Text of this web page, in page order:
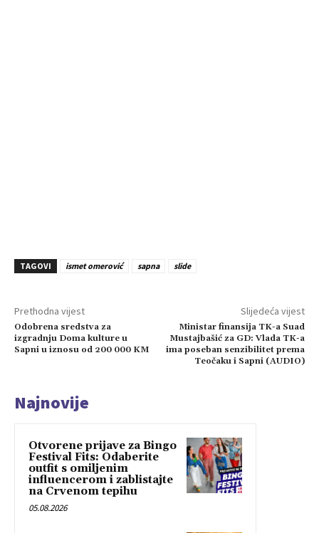
TAGOVI ismet omerović sapna slide
Prethodna vijest
Odobrena sredstva za
izgradnju Doma kulture u
Sapni u iznosu od 200 000 KM
Slijedeća vijest
Ministar finansija TK-a Suad
Mustajbašić za GD: Vlada TK-a
ima poseban senzibilitet prema
Teočaku i Sapni (AUDIO)
Najnovije
Otvorene prijave za Bingo
Festival Fits: Odaberite
outfit s omiljenim
influencerom i zablistajte
na Crvenom tepihu
05.08.2026